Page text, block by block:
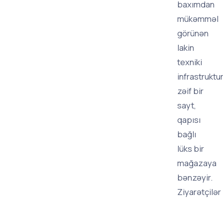
baxımdan
mükəmməl
görünən
lakin
texniki
zəif bir
sayt,
qapısı
bağlı
lüks bir
mağazaya
bənzəyir.
Ziyarətçilər